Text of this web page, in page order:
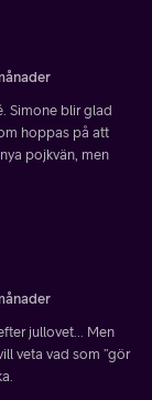
Simone blir glad
hoppas på att
pojkvän, men
jullovet... Men
veta vad som ”gör